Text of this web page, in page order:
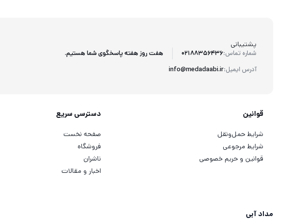
پشتیبانی
شماره تماس:02188356436
آدرس ایمیل:info@medadaabi.ir
هفت روز هفته پاسخگوی شما هستیم.
قوانین
شرایط حمل‌ونقل
شرایط مرجوعی
قوانین و حریم خصوصی
دسترسی سریع
صفحه نخست
فروشگاه
ناشران
اخبار و مقالات
مداد آبی